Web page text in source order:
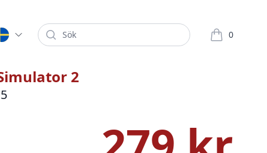
Sök 0
varor i
2